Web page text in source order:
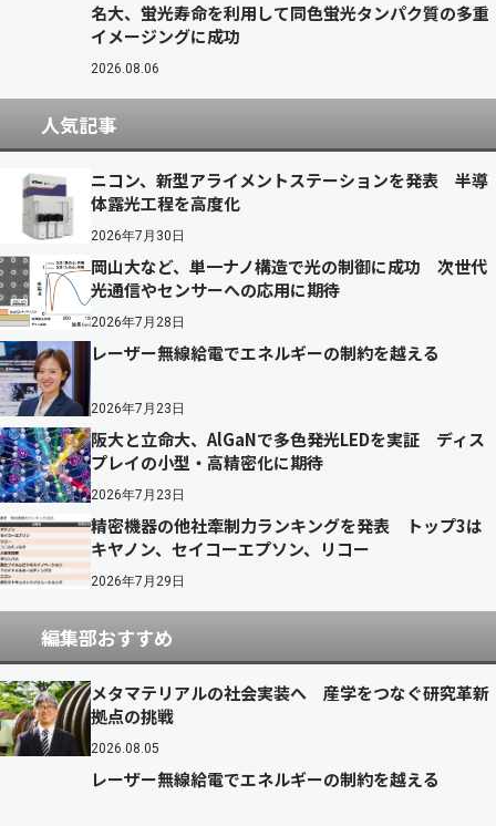
名大、蛍光寿命を利用して同色蛍光タンパク質の多重
イメージングに成功
2026.08.06
人気記事
ニコン、新型アライメントステーションを発表 半導
体露光工程を高度化
2026年7月30日
岡山大など、単一ナノ構造で光の制御に成功 次世代
光通信やセンサーへの応用に期待
2026年7月28日
レーザー無線給電でエネルギーの制約を越える
2026年7月23日
阪大と立命大、AlGaNで多色発光LEDを実証 ディス
プレイの小型・高精密化に期待
2026年7月23日
精密機器の他社牽制力ランキングを発表 トップ3は
キヤノン、セイコーエプソン、リコー
2026年7月29日
編集部おすすめ
メタマテリアルの社会実装へ 産学をつなぐ研究革新
拠点の挑戦
2026.08.05
レーザー無線給電でエネルギーの制約を越える